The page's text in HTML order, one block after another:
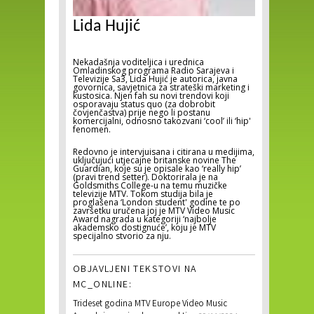
Lida Hujić
Nekadašnja voditeljica i urednica
Omladinskog programa Radio Sarajeva i
Televizije Sa3, Lida Hujić je autorica, javna
govornica, savjetnica za strateški marketing i
kustosica. Njen fah su novi trendovi koji
osporavaju status quo (za dobrobit
čovjenčastva) prije nego li postanu
komercijalni, odnosno takozvani ‘cool’ ili ‘hip'
fenomen.
Redovno je intervjuisana i citirana u medijima,
uključujući utjecajne britanske novine The
Guardian, koje su je opisale kao ‘really hip’
(pravi trend setter). Doktorirala je na
Goldsmiths College-u na temu muzičke
televizije MTV. Tokom studija bila je
proglašena ‘London student' godine te po
završetku uručena joj je MTV Video Music
Award nagrada u kategoriji ‘najbolje
akademsko dostignuće’, koju je MTV
specijalno stvorio za nju.
OBJAVLJENI TEKSTOVI NA
MC_ONLINE:
Trideset godina MTV Europe Video Music